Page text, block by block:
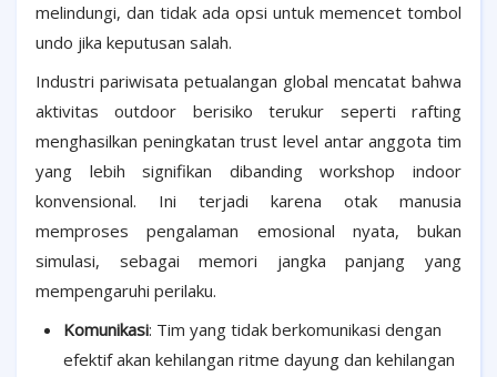
melindungi, dan tidak ada opsi untuk memencet tombol
undo jika keputusan salah.
Industri pariwisata petualangan global mencatat bahwa
aktivitas outdoor berisiko terukur seperti rafting
menghasilkan peningkatan trust level antar anggota tim
yang lebih signifikan dibanding workshop indoor
konvensional. Ini terjadi karena otak manusia
memproses pengalaman emosional nyata, bukan
simulasi, sebagai memori jangka panjang yang
mempengaruhi perilaku.
Komunikasi: Tim yang tidak berkomunikasi dengan
efektif akan kehilangan ritme dayung dan kehilangan